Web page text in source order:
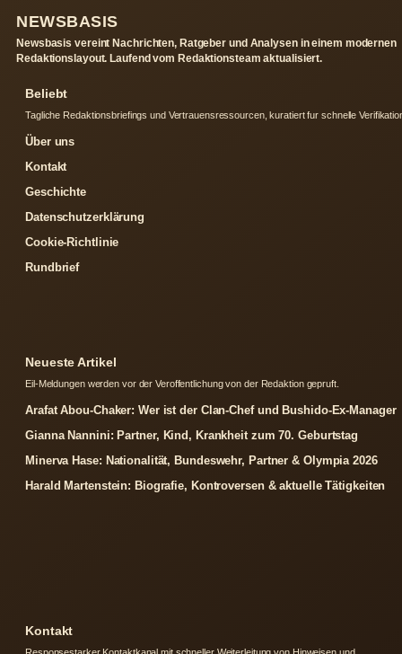
NEWSBASIS
Newsbasis vereint Nachrichten, Ratgeber und Analysen in einem modernen
Redaktionslayout. Laufend vom Redaktionsteam aktualisiert.
Beliebt
Tagliche Redaktionsbriefings und Vertrauensressourcen, kuratiert fur schnelle
Über uns
Kontakt
Geschichte
Datenschutzerklärung
Cookie-Richtlinie
Rundbrief
Neueste Artikel
Eil-Meldungen werden vor der Veroffentlichung von der Redaktion gepruft.
Arafat Abou-Chaker: Wer ist der Clan-Chef und Bushido-Ex-Manager
Gianna Nannini: Partner, Kind, Krankheit zum 70. Geburtstag
Minerva Hase: Nationalität, Bundeswehr, Partner & Olympia 2026
Harald Martenstein: Biografie, Kontroversen & aktuelle Tätigkeiten
Kontakt